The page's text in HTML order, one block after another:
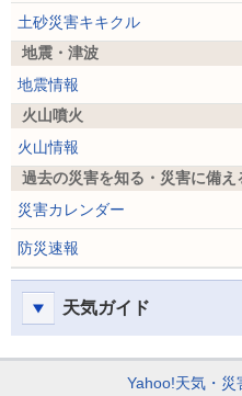
土砂災害キキクル
地震・津波
地震情報
火山噴火
火山情報
過去の災害を知る・災害に備え
災害カレンダー
防災速報
天気ガイド
Yahoo!天気・災